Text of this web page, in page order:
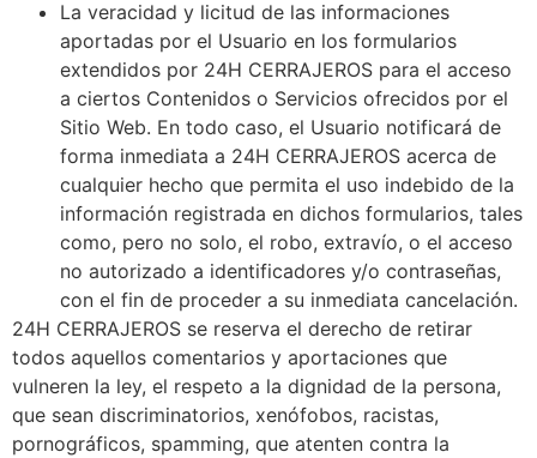
La veracidad y licitud de las informaciones
aportadas por el Usuario en los formularios
extendidos por 24H CERRAJEROS para el acceso
a ciertos Contenidos o Servicios ofrecidos por el
Sitio Web. En todo caso, el Usuario notificará de
forma inmediata a 24H CERRAJEROS acerca de
cualquier hecho que permita el uso indebido de la
información registrada en dichos formularios, tales
como, pero no solo, el robo, extravío, o el acceso
no autorizado a identificadores y/o contraseñas,
con el fin de proceder a su inmediata cancelación.
24H CERRAJEROS se reserva el derecho de retirar
todos aquellos comentarios y aportaciones que
vulneren la ley, el respeto a la dignidad de la persona,
que sean discriminatorios, xenófobos, racistas,
pornográficos, spamming, que atenten contra la